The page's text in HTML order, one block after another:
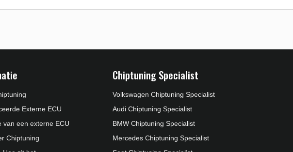
Externe ECU
van een externe ECU
Chiptuning
Chiptuning Specialist
Volkswagen Chiptuning Specialist
Audi Chiptuning Specialist
BMW Chiptuning Specialist
Mercedes Chiptuning Specialist